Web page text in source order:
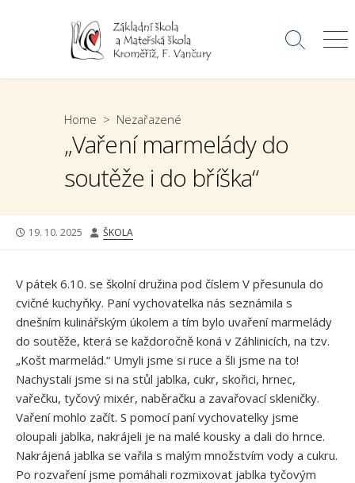
Search
Home > Nezařazené
„Vaření marmelády do
soutěže i do bříška“
PUBLISHED
19. 10. 2025 AUTHOR
ŠKOLA
V pátek 6.10. se školní družina pod číslem V přesunula do
cvičné kuchyňky. Paní vychovatelka nás seznámila s
dnešním kulinářským úkolem a tím bylo uvaření marmelády
do soutěže, která se každoročně koná v Záhlinicích, na tzv.
„Košt marmelád.“ Umyli jsme si ruce a šli jsme na to!
Nachystali jsme si na stůl jablka, cukr, skořici, hrnec,
vařečku, tyčový mixér, naběračku a zavařovací skleničky.
Vaření mohlo začít. S pomocí paní vychovatelky jsme
oloupali jablka, nakrájeli je na malé kousky a dali do hrnce.
Nakrájená jablka se vařila s malým množstvím vody a cukru.
Po rozvaření jsme pomáhali rozmixovat jablka tyčovým